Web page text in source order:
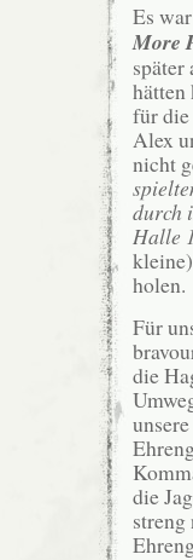
Es
More
später
hätten
für die
Alex
nicht
durch
Halle
holen.
Für
die
die